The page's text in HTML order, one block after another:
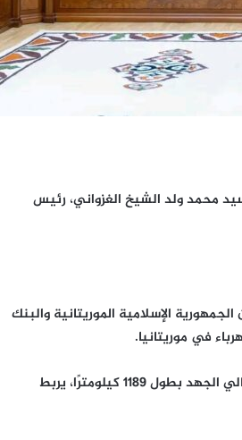
رئاسة صاحب الفخامة السيد محمد ولد الشيخ الغزواني، رئيس
يسمح بالمصادقة على عقد تمويل موقع بتاريخ 01 أكتوبر 2025 بين الجمهورية الإسلامية الموريتانية والبنك
في موريتانيا.
يهدف مشروع القانون إلى المصادقة على عقد تمويل برنامج خط لنقل الكهرباء عالي الجهد بطول 1189 كيلومترًا، يربط